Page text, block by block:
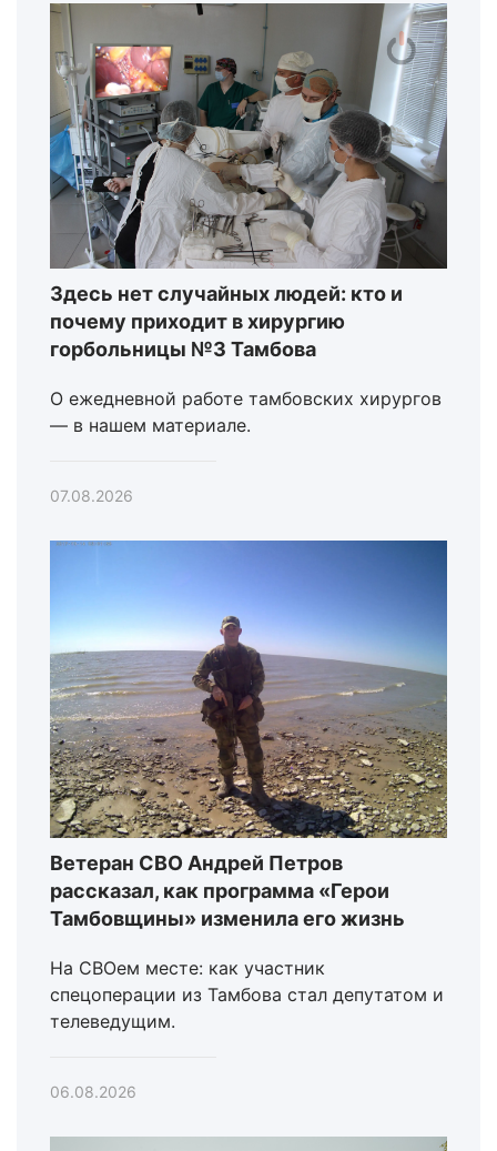
Здесь нет случайных людей: кто и
почему приходит в хирургию
горбольницы №3 Тамбова
О ежедневной работе тамбовских хирургов
— в нашем материале.
07.08.2026
Ветеран СВО Андрей Петров
рассказал, как программа «Герои
Тамбовщины» изменила его жизнь
На СВОем месте: как участник
спецоперации из Тамбова стал депутатом и
телеведущим.
06.08.2026